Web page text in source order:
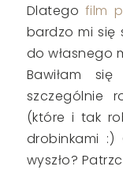
Dlatego film
bardzo mi się
do własnego
Bawiłam
szczególnie
(które i tak
drobinkami :)
wyszło?